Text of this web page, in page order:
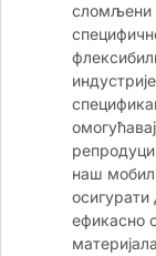
сломљени
наш
ефикасно